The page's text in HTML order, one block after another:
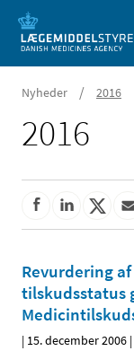
Nyheder / 2016
2016
Revurdering
tilskudsstatus
| 15. december 2006 |